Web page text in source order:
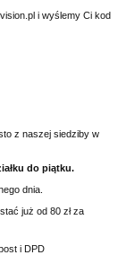
i wyślemy Ci kod
z naszej siedziby w
do piątku.
dnia.
już od 80 zł za
i DPD